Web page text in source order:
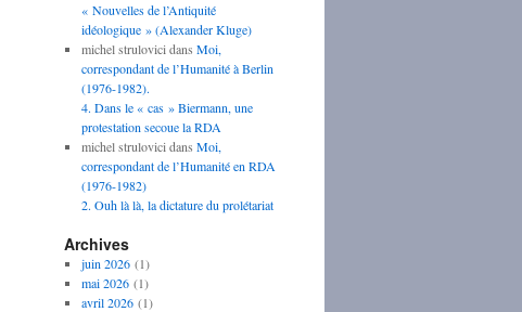
« Nouvelles de l’Antiquité
idéologique » (Alexander Kluge)
michel strulovici dans Moi,
correspondant de l’Humanité à Berlin
(1976-1982).
4. Dans le « cas » Biermann, une
protestation secoue la RDA
michel strulovici dans Moi,
correspondant de l’Humanité en RDA
(1976-1982)
2. Ouh là là, la dictature du prolétariat
Archives
juin 2026(1)
mai 2026(1)
avril 2026(1)